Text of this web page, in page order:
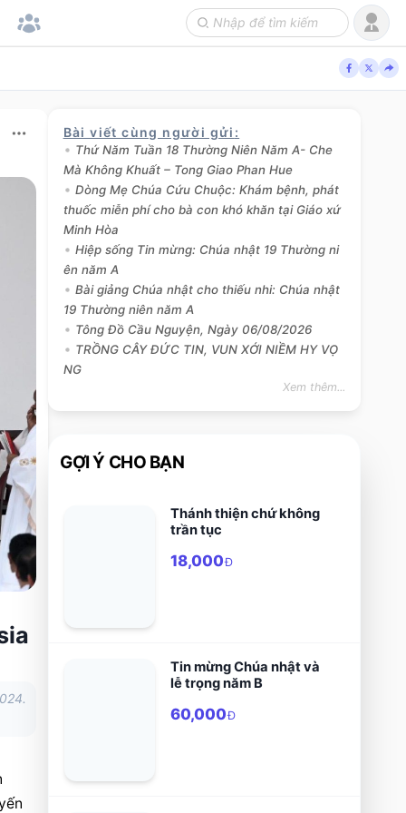
Bài viết cùng người gửi :
Thứ Năm Tuần 18 Thường Niên Năm A- Che
Mà Không Khuất – Tong Giao Phan Hue
Dòng Mẹ Chúa Cứu Chuộc: Khám bệnh, phát
thuốc miễn phí cho bà con khó khăn tại Giáo xứ
Minh Hòa
Hiệp sống Tin mừng: Chúa nhật 19 Thường ni
ên năm A
Bài giảng Chúa nhật cho thiếu nhi: Chúa nhật
19 Thường niên năm A
Tông Đồ Cầu Nguyện, Ngày 06/08/2026
TRỒNG CÂY ĐỨC TIN, VUN XỚI NIỀM HY VỌ
NG
Xem thêm...
GỢI Ý CHO BẠN
Thánh thiện chứ không
trần tục
18,000Đ
Tin mừng Chúa nhật và
lễ trọng năm B
60,000Đ